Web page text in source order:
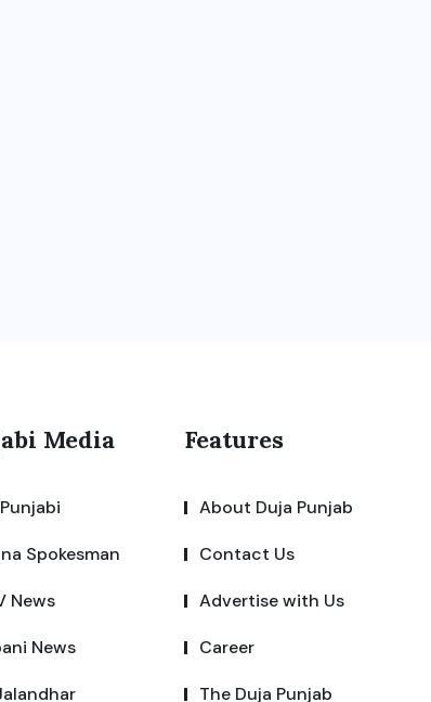
Media
Spokesman
News
News
Features
About Duja Punjab
Contact Us
Advertise with Us
Career
The Duja Punjab